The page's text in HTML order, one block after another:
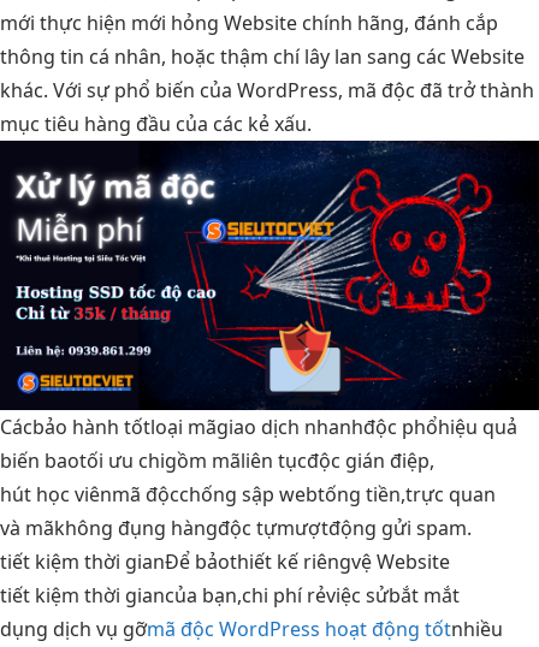
mới thực hiện mới hỏng Website chính hãng, đánh cắp
thông tin cá nhân, hoặc thậm chí lây lan sang các Website
khác. Với sự phổ biến của WordPress, mã độc đã trở thành
mục tiêu hàng đầu của các kẻ xấu.
Cácbảo hành tốtloại mãgiao dịch nhanhđộc phổhiệu quả
biến baotối ưu chigồm mãliên tụcđộc gián điệp,
hút học viênmã độcchống sập webtống tiền,trực quan
và mãkhông đụng hàngđộc tựmượtđộng gửi spam.
tiết kiệm thời gianĐể bảothiết kế riêngvệ Website
tiết kiệm thời giancủa bạn,chi phí rẻviệc sửbắt mắt
dụng dịch vụ gỡmã độc WordPress hoạt động tốtnhiều